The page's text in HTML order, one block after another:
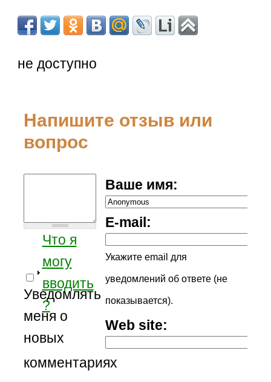
не доступно
Напишите отзыв или
вопрос
Ваше имя:
E-mail:
Укажите email для
уведомлений об ответе (не
показывается).
Web site:
Что я
могу
вводить
?
Уведомлять
меня о
новых
комментариях